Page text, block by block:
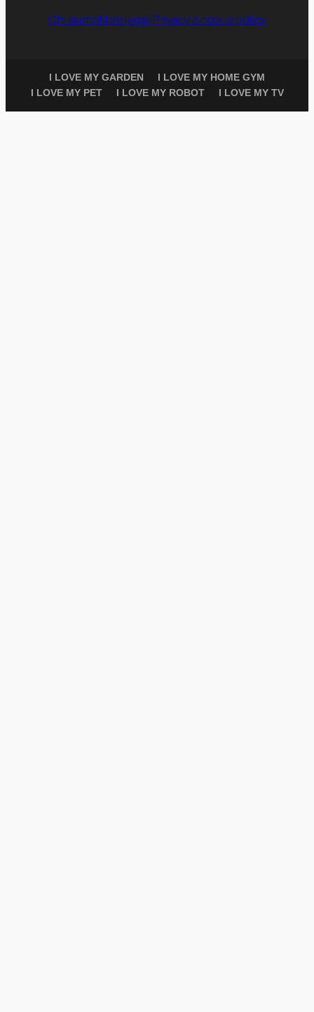
Chi siamoNote legaliPrivacy e cookie policy
I LOVE MY GARDEN
I LOVE MY HOME GYM
I LOVE MY PET
I LOVE MY ROBOT I LOVE MY TV